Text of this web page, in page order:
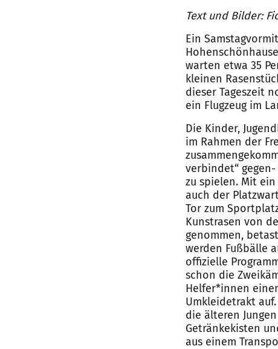
Text und Bilder:
Ein
warten etwa 35
kleinen
dieser Tageszeit
ein Flugzeug im
Die Kinder,
im Rahmen der
verbindet“
zu spielen. Mit
auch der
Tor zum
Kunstrasen von
genommen,
werden Fußbälle
offizielle
schon die
Helfer*innen
Umkleidetrakt
die älteren
Getränkekisten
aus einem